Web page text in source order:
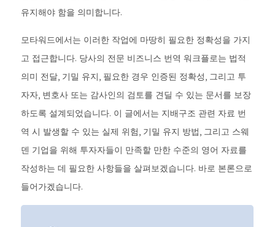
유지해야 함을 의미합니다.
모타워드에서는 이러한 작업에 마땅히 필요한 정확성을 가지
고 접근합니다. 당사의 전문 비즈니스 번역 워크플로는 법적
의미 전달, 기밀 유지, 필요한 경우 인증된 정확성, 그리고 투
자자, 변호사 또는 감사인의 검토를 견딜 수 있는 문서를 보장
하도록 설계되었습니다. 이 글에서는 지배구조 관련 자료 번
역 시 발생할 수 있는 실제 위험, 기밀 유지 방법, 그리고 스웨
덴 기업을 위해 투자자들이 만족할 만한 수준의 영어 자료를
작성하는 데 필요한 사항들을 살펴보겠습니다. 바로 본론으로
들어가겠습니다.